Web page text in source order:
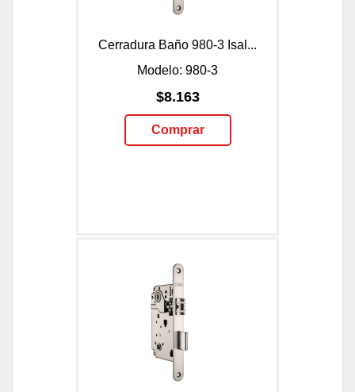
Cerradura Baño 980-3 Isal...
Modelo: 980-3
$8.163
Comprar